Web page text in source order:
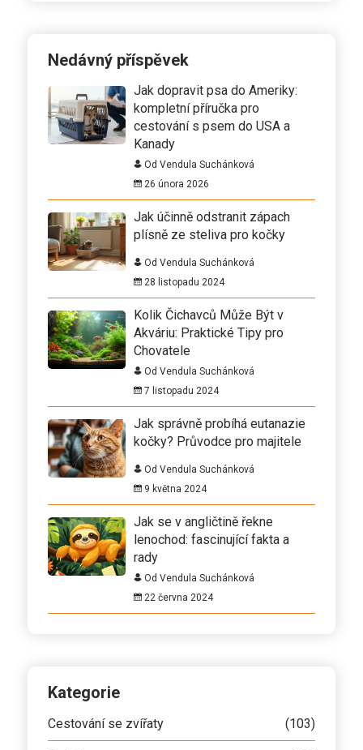
Nedávný příspěvek
Jak dopravit psa do Ameriky:
kompletní příručka pro
cestování s psem do USA a
Kanady
Od Vendula Suchánková
26 února 2026
Jak účinně odstranit zápach
plísně ze steliva pro kočky
Od Vendula Suchánková
28 listopadu 2024
Kolik Čichavců Může Být v
Akváriu: Praktické Tipy pro
Chovatele
Od Vendula Suchánková
7 listopadu 2024
Jak správně probíhá eutanazie
kočky? Průvodce pro majitele
Od Vendula Suchánková
9 května 2024
Jak se v angličtině řekne
lenochod: fascinující fakta a
rady
Od Vendula Suchánková
22 června 2024
Kategorie
Cestování se zvířaty (103)